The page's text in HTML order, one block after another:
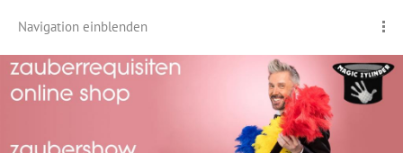
Navigation einblenden